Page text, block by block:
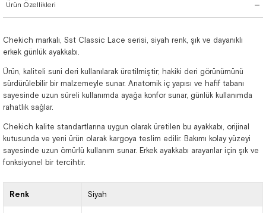
Ürün Özellikleri
Chekich markalı, Sst Classic Lace serisi, siyah renk, şık ve dayanıklı
erkek günlük ayakkabı.
Ürün, kaliteli suni deri kullanılarak üretilmiştir; hakiki deri görünümünü
sürdürülebilir bir malzemeyle sunar. Anatomik iç yapısı ve hafif tabanı
sayesinde uzun süreli kullanımda ayağa konfor sunar, günlük kullanımda
rahatlık sağlar.
Chekich kalite standartlarına uygun olarak üretilen bu ayakkabı, orijinal
kutusunda ve yeni ürün olarak kargoya teslim edilir. Bakımı kolay yüzeyi
sayesinde uzun ömürlü kullanım sunar. Erkek ayakkabı arayanlar için şık ve
fonksiyonel bir tercihtir.
Renk Siyah